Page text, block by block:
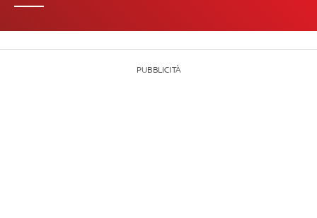
PUBBLICITÀ